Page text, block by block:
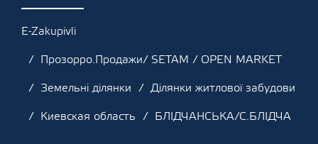
E-Zakupivli
Прозорро.Продажи/ SETAM / OPEN MARKET
Земельні ділянки
Ділянки житлової забудови
Киевская область
БЛІДЧАНСЬКА/С.БЛІДЧА